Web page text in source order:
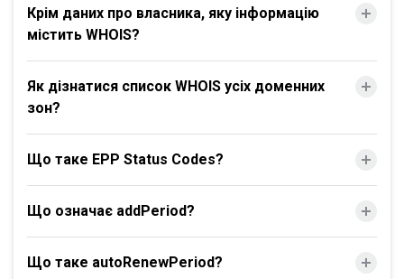
Крім даних про власника, яку інформацію
містить WHOIS?
Як дізнатися список WHOIS усіх доменних
зон?
Що таке EPP Status Codes?
Що означає addPeriod?
Що таке autoRenewPeriod?